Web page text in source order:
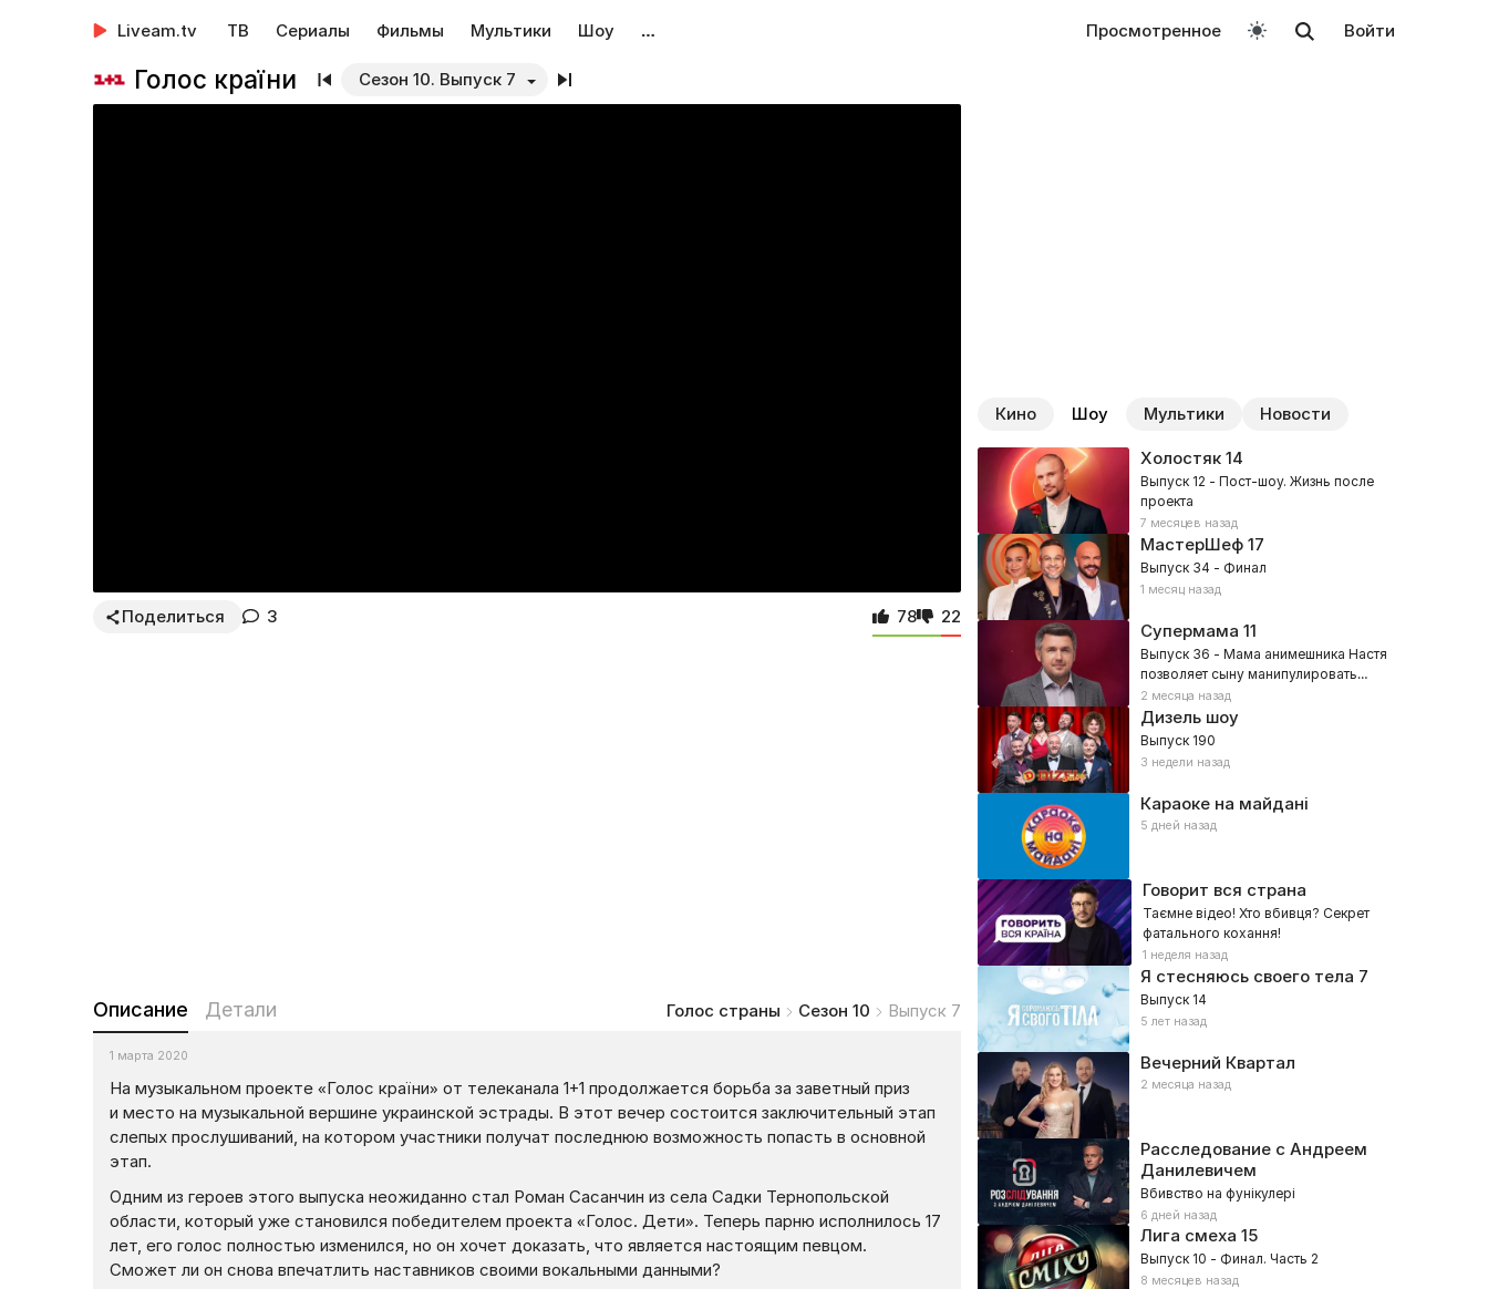
Liveam.tv ТВ Сериалы Фильмы Мультики Шоу … Просмотренное Войти
Голос країни Сезон 10. Выпуск 7
Поделиться 3 78 22
Описание Детали Голос страны Сезон 10 Выпуск 7
1 марта 2020
На музыкальном проекте «Голос країни» от телеканала 1+1 продолжается борьба за заветный приз
и место на музыкальной вершине украинской эстрады. В этот вечер состоится заключительный этап
слепых прослушиваний, на котором участники получат последнюю возможность попасть в основной
этап.
Одним из героев этого выпуска неожиданно стал Роман Сасанчин из села Садки Тернопольской
области, который уже становился победителем проекта «Голос. Дети». Теперь парню исполнилось 17
лет, его голос полностью изменился, но он хочет доказать, что является настоящим певцом.
Сможет ли он снова впечатлить наставников своими вокальными данными?
Кино Шоу Мультики Новости
Холостяк14
Выпуск 12 - Пост-шоу. Жизнь после
проекта
7 месяцев назад
МастерШеф17
Выпуск 34 - Финал
1 месяц назад
Супермама 11
Выпуск 36 - Мама анимешника Настя
позволяет сыну манипулировать
собой?
2 месяца назад
Дизель шоу
Выпуск 190
3 недели назад
Караоке на майдані
5 дней назад
Говорит вся страна
Таємне відео! Хто вбивця? Секрет
фатального кохання!
1 неделя назад
Я стесняюсь своего тела 7
Выпуск 14
5 лет назад
Вечерний Квартал
2 месяца назад
Расследование с Андреем
Данилевичем
Вбивство на фунікулері
6 дней назад
Лига смеха 15
Выпуск 10 - Финал. Часть 2
8 месяцев назад